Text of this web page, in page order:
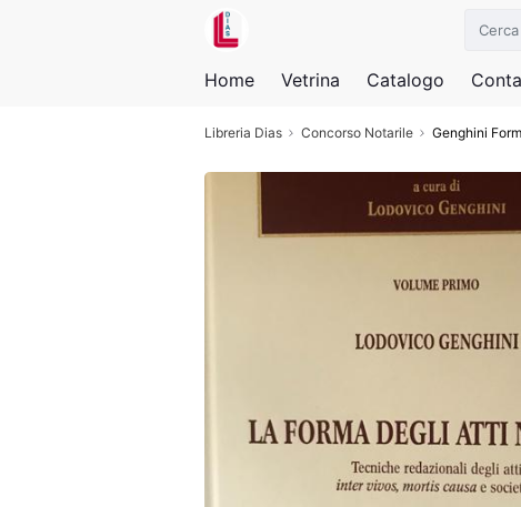
Home Vetrina Catalogo
Libreria Dias Concorso Notarile Genghini